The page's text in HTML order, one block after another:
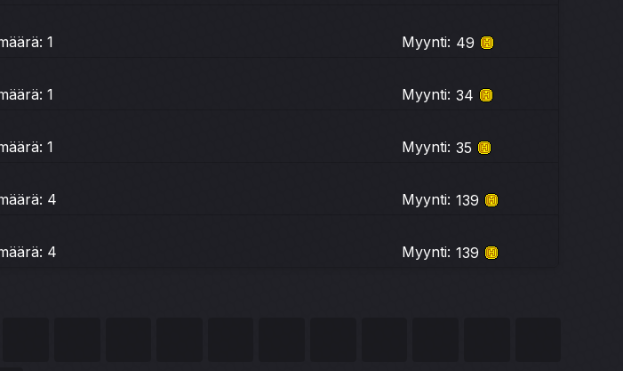
1 Myynti: 49
1 Myynti: 34
1 Myynti: 35
4 Myynti: 139
4 Myynti: 139